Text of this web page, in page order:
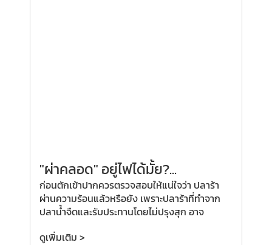
"ผ่าคลอด" อยู่ไฟได้มั้ย?...
ก่อนตักเข้าปากควรตรวจสอบให้แน่ใจว่า ปลาร้า
ผ่านความร้อนแล้วหรือยัง เพราะปลาร้าที่ทำจาก
ปลาน้ำจืดและรับประทานโดยไม่ปรุงสุก อาจ
ดูเพิ่มเติม >